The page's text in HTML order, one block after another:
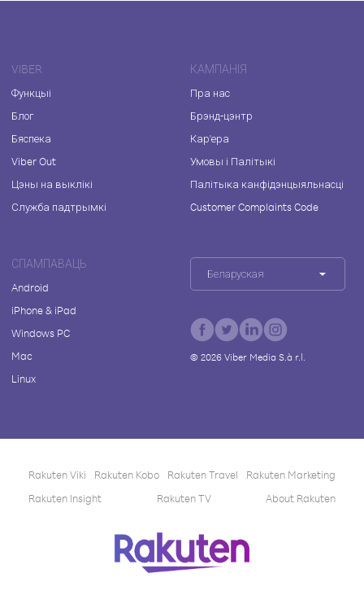
VIBER
Функцыі
Блог
Бяспека
Viber Out
Цэны на выклікі
Служба падтрымкі
КАМПАНІЯ
Пра нас
Брэнд-цэнтр
Кар'ера
Умовы і Палітыкі
Палітыка канфідэнцыяльнасці
Customer Complaints Code
СПАМПАВАЦЬ
Android
iPhone & iPad
Windows PC
Mac
Linux
Беларуская
© 2026Viber Media S.à r.l.
Rakuten Viki Rakuten Kobo Rakuten Travel
Rakuten Marketing
Rakuten Insight
Rakuten TV About Rakuten